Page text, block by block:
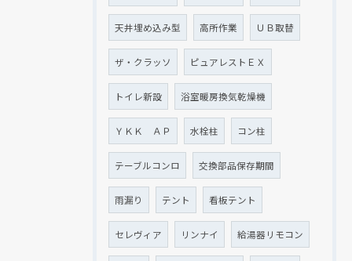
天井埋め込み型 高所作業 ＵＢ取替
ザ・クラッソ ピュアレストＥＸ
トイレ新設 浴室暖房換気乾燥機
ＹＫＫ ＡＰ 水栓柱 コン柱
テーブルコンロ 交換部品保存期間
雨漏り テント 看板テント
セレヴィア リンナイ 給湯器リモコン